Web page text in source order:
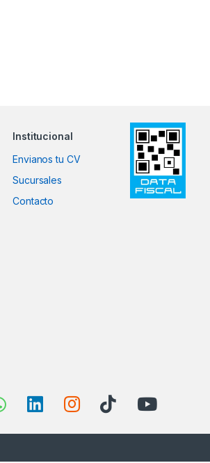
Institucional
Envianos tu CV
Sucursales
Contacto